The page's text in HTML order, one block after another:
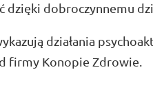
dzięki dobroczynnemu
działania
firmy Konopie Zdrowie.